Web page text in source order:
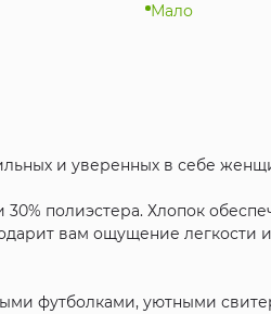
Мало
и уверенных в себе
полиэстера. Хлопок
вам ощущение
футболками, уютными